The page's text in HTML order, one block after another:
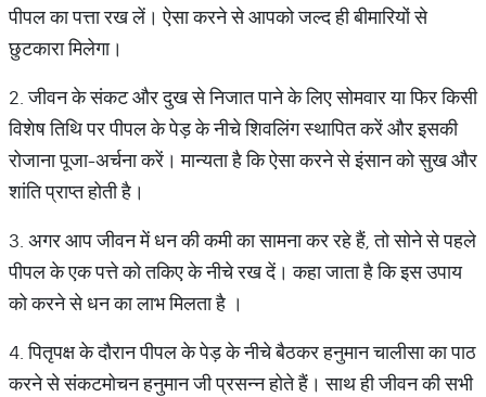
पीपल का पत्ता रख लें। ऐसा करने से आपको जल्द ही बीमारियों से
छुटकारा मिलेगा।
2. जीवन के संकट और दुख से निजात पाने के लिए सोमवार या फिर किसी
विशेष तिथि पर पीपल के पेड़ के नीचे शिवलिंग स्थापित करें और इसकी
रोजाना पूजा-अर्चना करें। मान्यता है कि ऐसा करने से इंसान को सुख और
शांति प्राप्त होती है।
3. अगर आप जीवन में धन की कमी का सामना कर रहे हैं, तो सोने से पहले
पीपल के एक पत्ते को तकिए के नीचे रख दें। कहा जाता है कि इस उपाय
को करने से धन का लाभ मिलता है ।
4. पितृपक्ष के दौरान पीपल के पेड़ के नीचे बैठकर हनुमान चालीसा का पाठ
करने से संकटमोचन हनुमान जी प्रसन्न होते हैं। साथ ही जीवन की सभी